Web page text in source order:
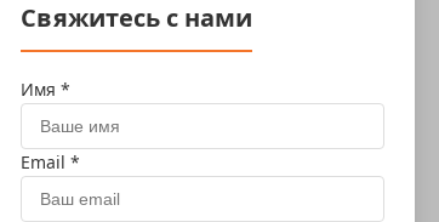
Свяжитесь с нами
Имя *
Email *